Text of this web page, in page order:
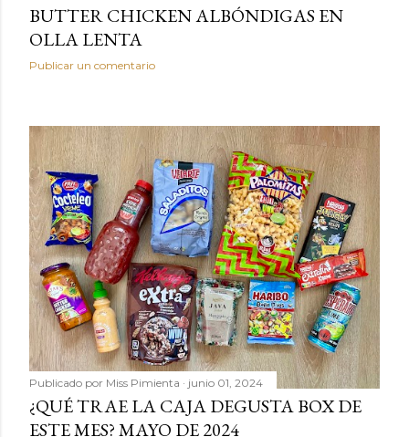
BUTTER CHICKEN ALBÓNDIGAS EN
OLLA LENTA
Publicar un comentario
Publicado por Miss Pimienta junio 01, 2024
¿QUÉ TRAE LA CAJA DEGUSTA BOX DE
ESTE MES? MAYO DE 2024